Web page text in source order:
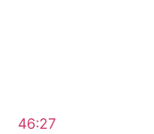
46:27